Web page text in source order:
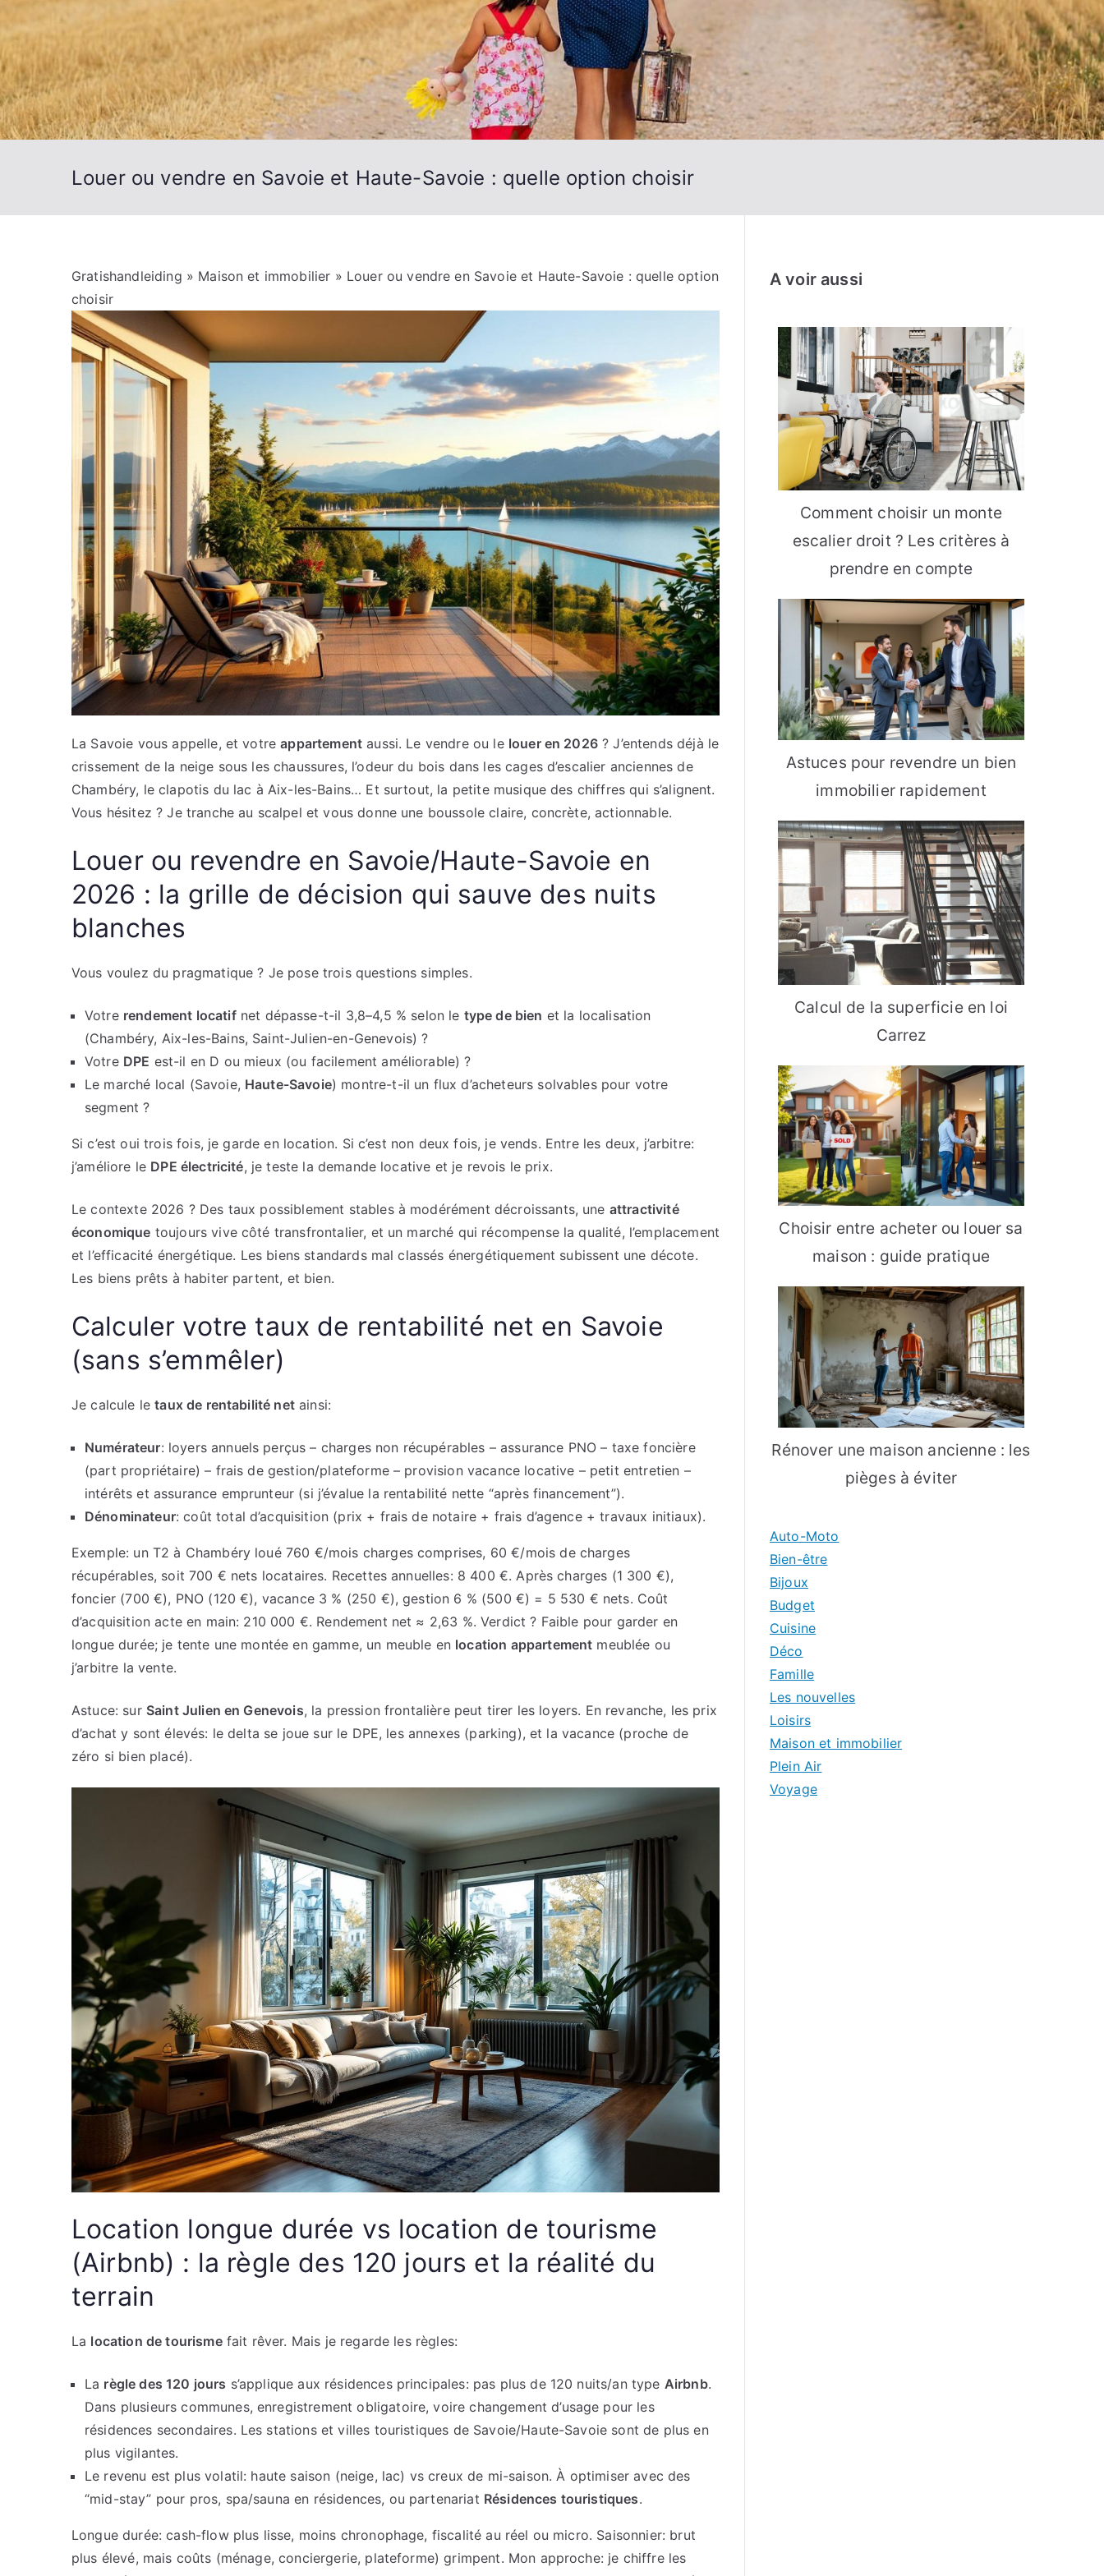
Louer ou vendre en Savoie et Haute-Savoie : quelle option choisir
Gratishandleiding » Maison et immobilier » Louer ou vendre en Savoie et Haute-Savoie : quelle option
choisir
La Savoie vous appelle, et votreappartement aussi. Le vendre ou le louer en 2026? J’entends déjà le
crissement de la neige sous les chaussures, l’odeur du bois dans les cages d’escalier anciennes de
Chambéry, le clapotis du lac à Aix-les-Bains… Et surtout, la petite musique des chiffres qui s’alignent.
Vous hésitez ? Je tranche au scalpel et vous donne une boussole claire, concrète, actionnable.
Louer ou revendre en Savoie/Haute-Savoie en
2026 : la grille de décision qui sauve des nuits
blanches
Vous voulez du pragmatique ? Je pose trois questions simples.
Votre rendement locatifnet dépasse-t-il 3,8–4,5 % selon le type de bien et la localisation
(Chambéry, Aix-les-Bains, Saint-Julien-en-Genevois) ?
Votre DPE est-il en D ou mieux (ou facilement améliorable) ?
Le marché local (Savoie, Haute-Savoie) montre-t-il un flux d’acheteurs solvables pour votre
segment ?
Si c’est oui trois fois, je garde en location. Si c’est non deux fois, je vends. Entre les deux, j’arbitre:
j’améliore le DPE électricité, je teste la demande locative et je revois le prix.
Le contexte 2026 ? Des taux possiblement stables à modérément décroissants, une attractivité
économique toujours vive côté transfrontalier, et un marché qui récompense la qualité, l’emplacement
et l’efficacité énergétique. Les biens standards mal classés énergétiquement subissent une décote.
Les biens prêts à habiter partent, et bien.
Calculer votre taux de rentabilité net en Savoie
(sans s’emmêler)
Je calcule letaux de rentabilité netainsi:
Numérateur: loyers annuels perçus – charges non récupérables – assurance PNO – taxe foncière
(part propriétaire) – frais de gestion/plateforme – provision vacance locative – petit entretien –
intérêts et assurance emprunteur (si j’évalue la rentabilité nette “après financement”).
Dénominateur: coût total d’acquisition (prix + frais de notaire + frais d’agence + travaux initiaux).
Exemple: un T2 à Chambéry loué 760 €/mois charges comprises, 60 €/mois de charges
récupérables, soit 700 € nets locataires. Recettes annuelles: 8 400 €. Après charges (1 300 €),
foncier (700 €), PNO (120 €), vacance 3 % (250 €), gestion 6 % (500 €) = 5 530 € nets. Coût
d’acquisition acte en main: 210 000 €. Rendement net ≈ 2,63 %. Verdict ? Faible pour garder en
longue durée; je tente une montée en gamme, un meuble en location appartement meublée ou
j’arbitre la vente.
Astuce: sur Saint Julien en Genevois, la pression frontalière peut tirer les loyers. En revanche, les prix
d’achat y sont élevés: le delta se joue sur le DPE, les annexes (parking), et la vacance (proche de
zéro si bien placé).
Location longue durée vs location de tourisme
(Airbnb) : la règle des 120 jours et la réalité du
terrain
La location de tourismefait rêver. Mais je regarde les règles:
La règle des 120 jours s’applique aux résidences principales: pas plus de 120 nuits/an type Airbnb.
Dans plusieurs communes, enregistrement obligatoire, voire changement d’usage pour les
résidences secondaires. Les stations et villes touristiques de Savoie/Haute-Savoie sont de plus en
plus vigilantes.
Le revenu est plus volatil: haute saison (neige, lac) vs creux de mi-saison. À optimiser avec des
“mid-stay” pour pros, spa/sauna en résidences, ou partenariat Résidences touristiques.
Longue durée: cash-flow plus lisse, moins chronophage, fiscalité au réel ou micro. Saisonnier: brut
plus élevé, mais coûts (ménage, conciergerie, plateforme) grimpent. Mon approche: je chiffre les
A voir aussi
Comment choisir un monte
escalier droit ? Les critères à
prendre en compte
Astuces pour revendre un bien
immobilier rapidement
Calcul de la superficie en loi
Carrez
Choisir entre acheter ou louer sa
maison : guide pratique
Rénover une maison ancienne : les
pièges à éviter
Auto-Moto
Bien-être
Bijoux
Budget
Cuisine
Déco
Famille
Les nouvelles
Loisirs
Maison et immobilier
Plein Air
Voyage